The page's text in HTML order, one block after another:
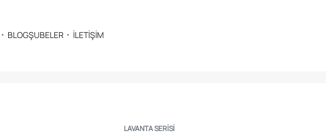
BLOGŞUBELER İLETİŞİM
LAVANTA SERISI